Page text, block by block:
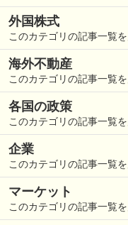
外国株式
このカテゴリの記事一覧
海外不動産
このカテゴリの記事一覧
各国の政策
このカテゴリの記事一覧
企業
このカテゴリの記事一覧
マーケット
このカテゴリの記事一覧